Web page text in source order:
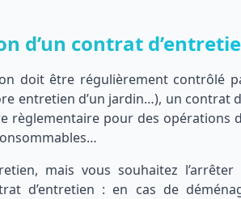
d’un contrat
doit être régulièrement contrôlé
entretien d’un jardin…), un contrat
règlementaire pour des opérations
mais vous souhaitez l’arrêter
d’entretien : en cas de